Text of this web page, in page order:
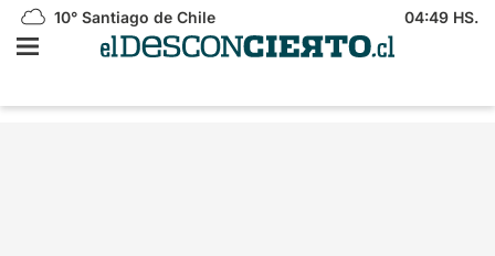
10° Santiago de Chile 04:49 HS.